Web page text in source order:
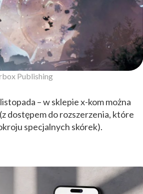
Publishing
– w sklepie x-kom można
(z dostępem do rozszerzenia, które
specjalnych skórek).